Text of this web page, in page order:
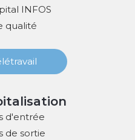
INFOS
qualité
d'entrée
de sortie